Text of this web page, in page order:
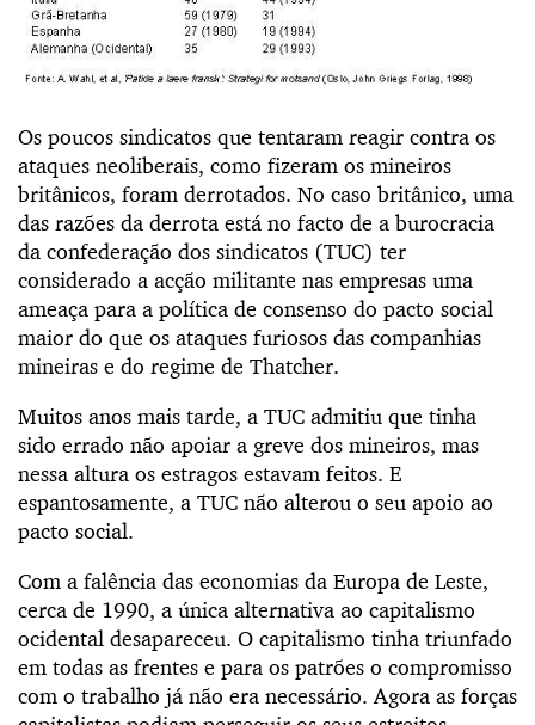
Os poucos sindicatos que tentaram reagir contra os
ataques neoliberais, como fizeram os mineiros
britânicos, foram derrotados. No caso britânico, uma
das razões da derrota está no facto de a burocracia
da confederação dos sindicatos (TUC) ter
considerado a acção militante nas empresas uma
ameaça para a política de consenso do pacto social
maior do que os ataques furiosos das companhias
mineiras e do regime de Thatcher.
Muitos anos mais tarde, a TUC admitiu que tinha
sido errado não apoiar a greve dos mineiros, mas
nessa altura os estragos estavam feitos. E
espantosamente, a TUC não alterou o seu apoio ao
pacto social.
Com a falência das economias da Europa de Leste,
cerca de 1990, a única alternativa ao capitalismo
ocidental desapareceu. O capitalismo tinha triunfado
em todas as frentes e para os patrões o compromisso
com o trabalho já não era necessário. Agora as forças